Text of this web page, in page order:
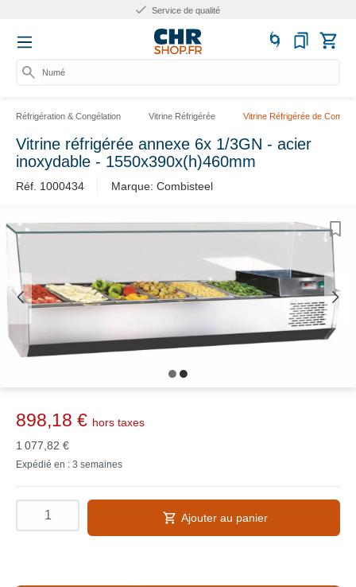
Service de qualité
Numéro
Réfrigération & Congélation Vitrine Réfrigérée Vitrine Réfrigérée de
Vitrine réfrigérée annexe 6x 1/3GN - acier
inoxydable - 1550x390x(h)460mm
Réf. 1000434 Marque: Combisteel
898,18 € hors taxes
1 077,82 €
Expédié en : 3 semaines
Ajouter au panier